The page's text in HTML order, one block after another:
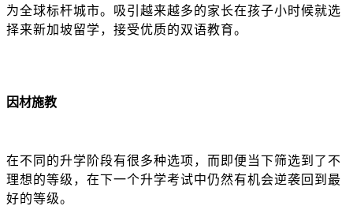
为全球标杆城市。吸引越来越多的家长在孩子小时候就选
择来新加坡留学，接受优质的双语教育。
因材施教
在不同的升学阶段有很多种选项，而即便当下筛选到了不
理想的等级，在下一个升学考试中仍然有机会逆袭回到最
好的等级。